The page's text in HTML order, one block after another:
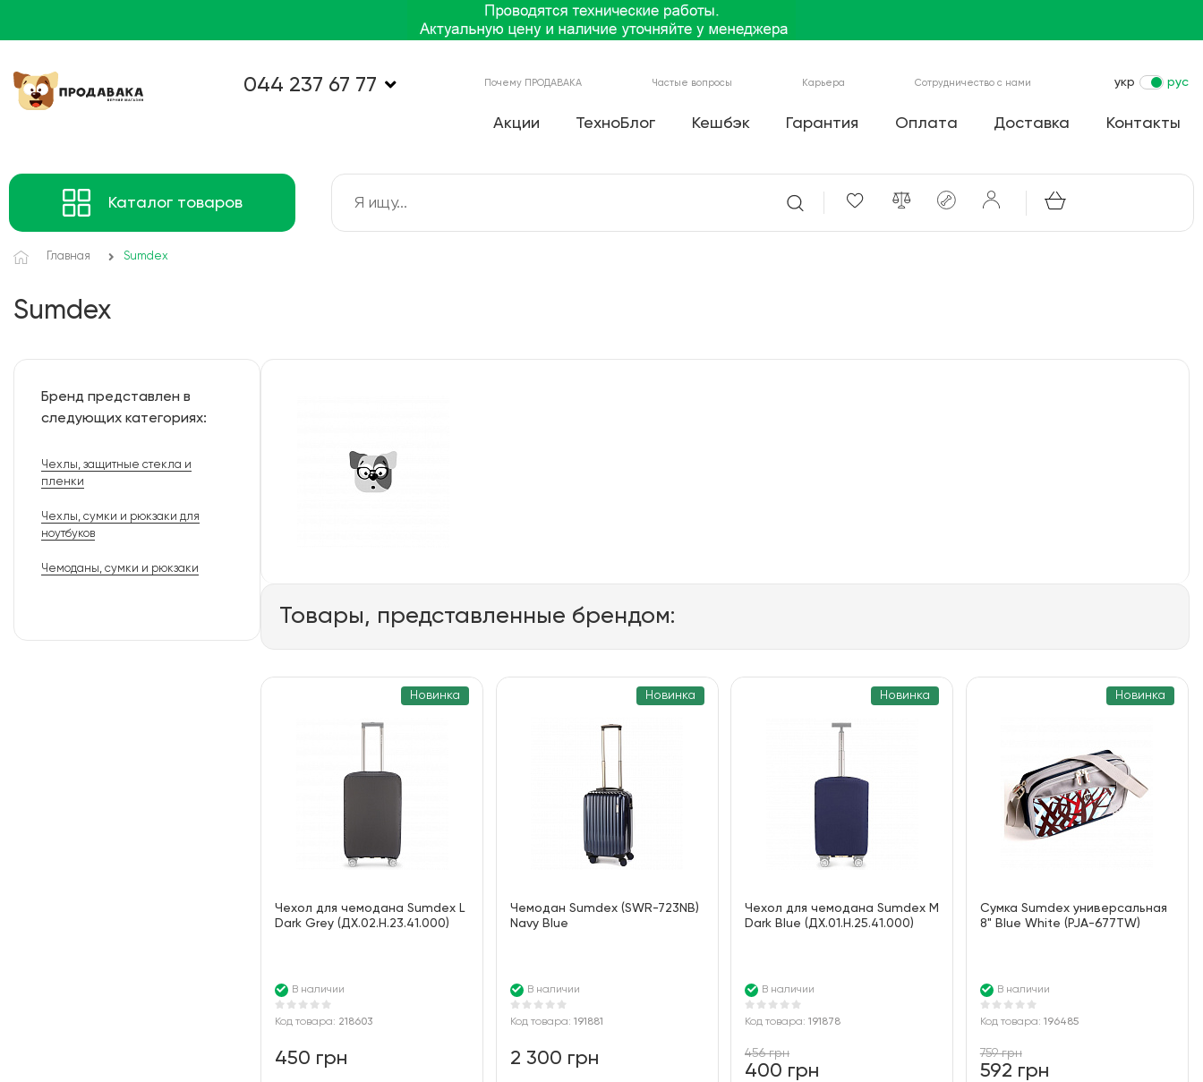
044 237 67 77 Почему ПРОДАВАКА Частые вопросы Карьера Сотрудничество с нами укр рус
Акции ТехноБлог Кешбэк Гарантия Оплата Доставка Контакты
Каталог товаров
Главная Sumdex
Sumdex
Бренд представлен в
следующих категориях:
Чехлы, защитные стекла и
пленки
Чехлы, сумки и рюкзаки для
ноутбуков
Чемоданы, сумки и рюкзаки
Товары, представленные брендом:
Новинка
Чехол для чемодана Sumdex L
Dark Grey (ДХ.02.Н.23.41.000)
В наличии
Код товара: 218603
450 грн
Новинка
Чемодан Sumdex (SWR-723NB)
Navy Blue
В наличии
Код товара: 191881
2 300 грн
Новинка
Чехол для чемодана Sumdex M
Dark Blue (ДХ.01.Н.25.41.000)
В наличии
Код товара:191878
456 грн
400 грн
Новинка
Сумка Sumdex универсальная
8" Blue White (PJA-677TW)
В наличии
Код товара: 196485
759 грн
592 грн